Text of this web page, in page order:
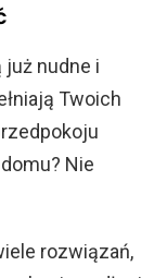
już nudne i
Twoich
Nie
rozwiązań,